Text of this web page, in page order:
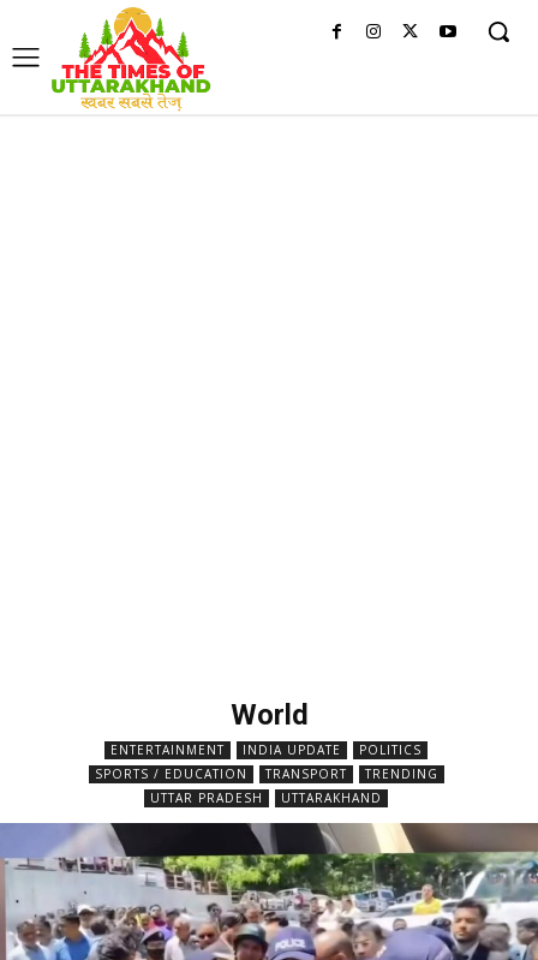
World
ENTERTAINMENT INDIA UPDATE
POLITICS
SPORTS / EDUCATION
TRANSPORT
TRENDING
UTTAR PRADESH
UTTARAKHAND